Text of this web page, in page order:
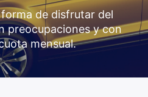
de disfrutar del
preocupaciones y con
mensual.